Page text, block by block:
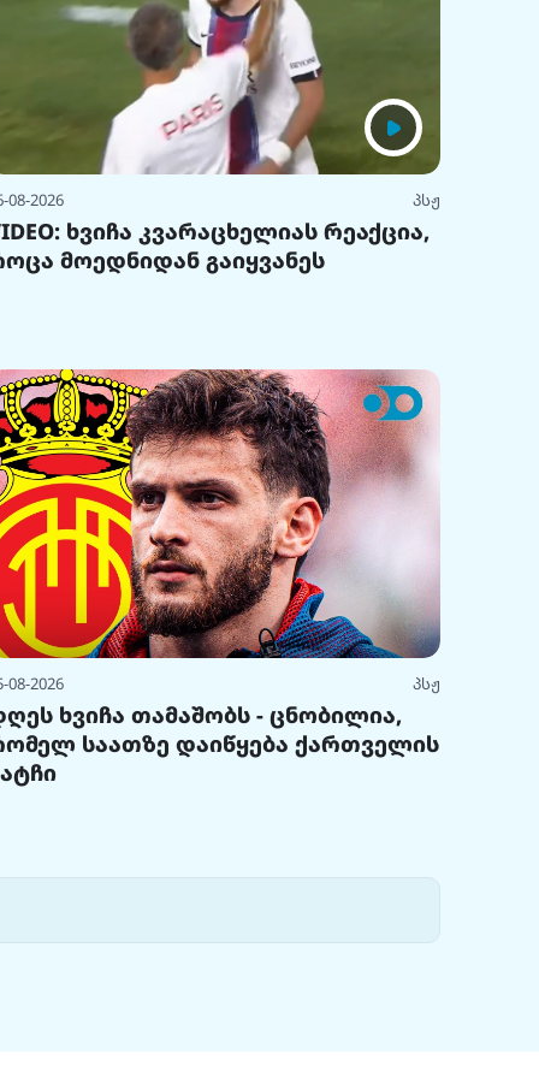
08-2026 პსჟ
ხვიჩა კვარაცხელიას რეაქცია,
მოედნიდან გაიყვანეს
08-2026 პსჟ
ხვიჩა თამაშობს - ცნობილია,
საათზე დაიწყება ქართველის